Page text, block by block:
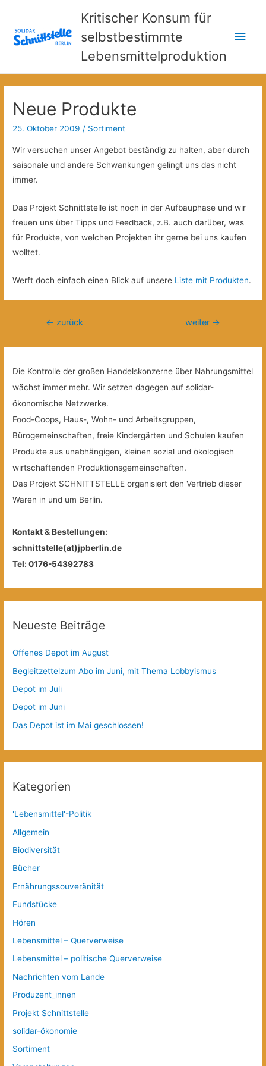
Kritischer Konsum für
selbstbestimmte
Lebensmittelproduktion
Neue Produkte
25. Oktober 2009 / Sortiment
Wir versuchen unser Angebot beständig zu halten, aber durch
saisonale und andere Schwankungen gelingt uns das nicht
immer.
Das Projekt Schnittstelle ist noch in der Aufbauphase und wir
freuen uns über Tipps und Feedback, z.B. auch darüber, was
für Produkte, von welchen Projekten ihr gerne bei uns kaufen
wolltet.
Werft doch einfach einen Blick auf unsere Liste mit Produkten.
Beitragsnavigation
← zurück weiter →
Die Kontrolle der großen Handelskonzerne über Nahrungsmittel
wächst immer mehr. Wir setzen dagegen auf solidar-
ökonomische Netzwerke.
Food-Coops, Haus-, Wohn- und Arbeitsgruppen,
Bürogemeinschaften, freie Kindergärten und Schulen kaufen
Produkte aus unabhängigen, kleinen sozial und ökologisch
wirtschaftenden Produktionsgemeinschaften.
Das Projekt SCHNITTSTELLE organisiert den Vertrieb dieser
Waren in und um Berlin.
Kontakt & Bestellungen:
schnittstelle(at)jpberlin.de
Tel: 0176-54392783
Neueste Beiträge
Offenes Depot im August
Begleitzettelzum Abo im Juni, mit Thema Lobbyismus
Depot im Juli
Depot im Juni
Das Depot ist im Mai geschlossen!
Kategorien
'Lebensmittel'-Politik
Allgemein
Biodiversität
Bücher
Ernährungssouveränität
Fundstücke
Hören
Lebensmittel – Querverweise
Lebensmittel – politische Querverweise
Nachrichten vom Lande
Produzent_innen
Projekt Schnittstelle
solidar-ökonomie
Sortiment